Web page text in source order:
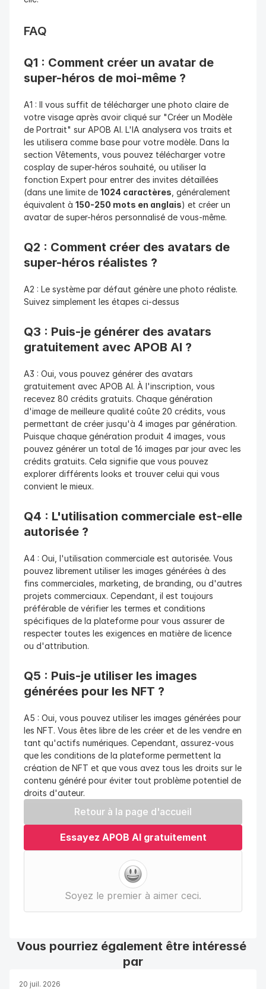
FAQ
Q1 : Comment créer un avatar de
super-héros de moi-même ?
A1 : Il vous suffit de télécharger une photo claire de
votre visage après avoir cliqué sur "Créer un Modèle
de Portrait" sur APOB AI. L'IA analysera vos traits et
les utilisera comme base pour votre modèle. Dans la
section Vêtements, vous pouvez télécharger votre
cosplay de super-héros souhaité, ou utiliser la
fonction Expert pour entrer des invites détaillées
(dans une limite de 1024 caractères , généralement
équivalent à 150-250 mots en anglais) et créer un
avatar de super-héros personnalisé de vous-même.
Q2 : Comment créer des avatars de
super-héros réalistes ?
A2 : Le système par défaut génère une photo réaliste.
Suivez simplement les étapes ci-dessus
Q3 : Puis-je générer des avatars
gratuitement avec APOB AI ?
A3 : Oui, vous pouvez générer des avatars
gratuitement avec APOB AI. À l'inscription, vous
recevez 80 crédits gratuits. Chaque génération
d'image de meilleure qualité coûte 20 crédits, vous
permettant de créer jusqu'à 4 images par génération.
Puisque chaque génération produit 4 images, vous
pouvez générer un total de 16 images par jour avec les
crédits gratuits. Cela signifie que vous pouvez
explorer différents looks et trouver celui qui vous
convient le mieux.
Q4 : L'utilisation commerciale est-elle
autorisée ?
A4 : Oui, l'utilisation commerciale est autorisée. Vous
pouvez librement utiliser les images générées à des
fins commerciales, marketing, de branding, ou d'autres
projets commerciaux. Cependant, il est toujours
préférable de vérifier les termes et conditions
spécifiques de la plateforme pour vous assurer de
respecter toutes les exigences en matière de licence
ou d'attribution.
Q5 : Puis-je utiliser les images
générées pour les NFT ?
A5 : Oui, vous pouvez utiliser les images générées pour
les NFT. Vous êtes libre de les créer et de les vendre en
tant qu'actifs numériques. Cependant, assurez-vous
que les conditions de la plateforme permettent la
création de NFT et que vous avez tous les droits sur le
contenu généré pour éviter tout problème potentiel de
droits d'auteur.
Retour à la page d'accueil
Essayez APOB AI gratuitement
Soyez le premier à aimer ceci.
Vous pourriez également être intéressé
par
20 juil. 2026